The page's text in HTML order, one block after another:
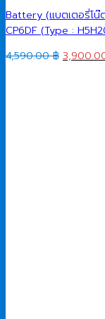
Battery (แบตเตอรี่โ
CP6DF (Type :
4,590.00฿ Original